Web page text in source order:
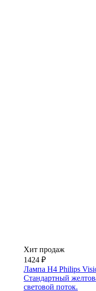
Хит продаж
1424 ₽
Лампа H4 Philips
Стандартный
световой поток.